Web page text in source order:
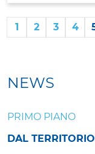
1 2 3 4
NEWS
PRIMO PIANO
DAL TERRITORIO